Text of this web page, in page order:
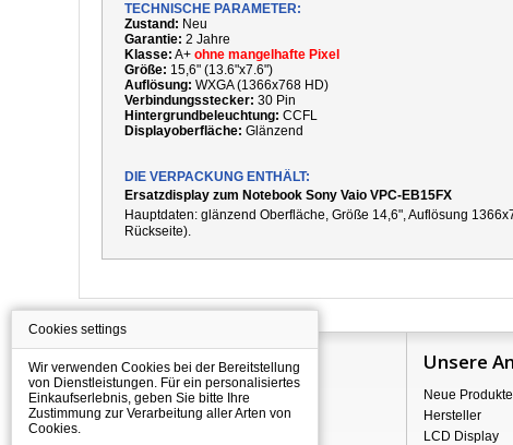
TECHNISCHE PARAMETER:
Zustand: Neu
Garantie: 2 Jahre
Klasse: A+ ohne mangelhafte Pixel
Größe: 15,6" (13.6"x7.6")
Auflösung: WXGA (1366x768 HD)
Verbindungsstecker: 30 Pin
Hintergrundbeleuchtung: CCFL
Displayoberfläche: Glänzend
DIE VERPACKUNG ENTHÄLT:
Ersatzdisplay zum Notebook Sony Vaio VPC-EB15FX
Hauptdaten: g länzend Oberfläche, Größe 14,6", Auflösung
Rückseite).
Information
Über Shopping
Versand
Unsere
Neue Produkte
Hersteller
LCD Display
Cookies settings
Wir verwenden Cookies bei der Bereitstellung
von Dienstleistungen. Für ein personalisiertes
Einkaufserlebnis, geben Sie bitte Ihre
Zustimmung zur Verarbeitung aller Arten von
Cookies.